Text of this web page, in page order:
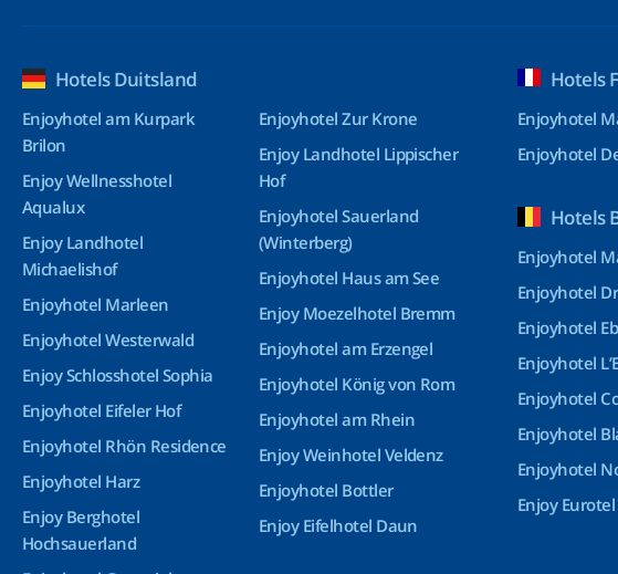
Hotels Duitsland
Enjoyhotel am Kurpark
Brilon
Enjoy Wellnesshotel
Aqualux
Enjoy Landhotel
Michaelishof
Enjoyhotel Marleen
Enjoyhotel Westerwald
Enjoy Schlosshotel Sophia
Enjoyhotel Eifeler Hof
Enjoyhotel Rhön Residence
Enjoyhotel Harz
Enjoy Berghotel
Hochsauerland
Enjoyhotel Zur Krone
Enjoy Landhotel Lippischer
Hof
Enjoyhotel Sauerland
(Winterberg)
Enjoyhotel Haus am See
Enjoy Moezelhotel Bremm
Enjoyhotel am Erzengel
Enjoyhotel König von Rom
Enjoyhotel am Rhein
Enjoy Weinhotel Veldenz
Enjoyhotel Bottler
Enjoy Eifelhotel Daun
Hotels
Enjoyhotel
Enjoyhotel
Hotels
Enjoyhotel
Enjoyhotel
Enjoyhotel
Enjoyhotel
Enjoyhotel
Enjoyhotel
Enjoyhotel
Enjoy